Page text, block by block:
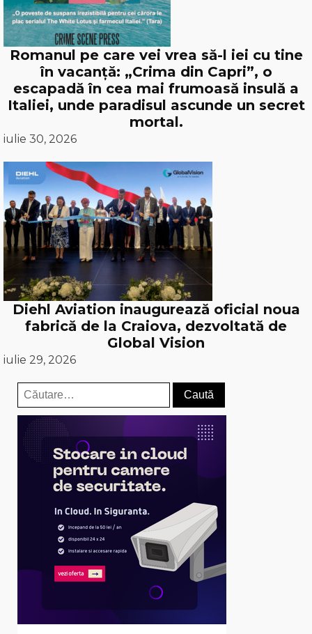
Romanul pe care vei vrea să-l iei cu tine
în vacanță: „Crima din Capri”, o
escapadă în cea mai frumoasă insulă a
Italiei, unde paradisul ascunde un secret
mortal.
iulie 30, 2026
Diehl Aviation inaugurează oficial noua
fabrică de la Craiova, dezvoltată de
Global Vision
iulie 29, 2026
Caută
după: